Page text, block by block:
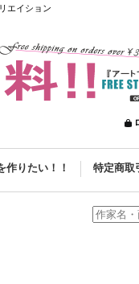
エイション
作りたい！！ 特定商取